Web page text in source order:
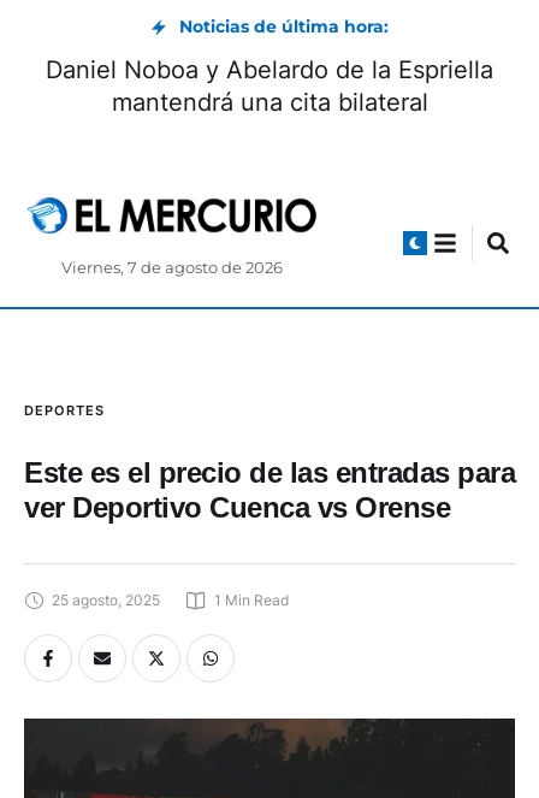
Noticias de última hora:
Daniel Noboa y Abelardo de la Espriella
mantendrá una cita bilateral
Viernes, 7 de agosto de 2026
DEPORTES
Este es el precio de las entradas para
ver Deportivo Cuenca vs Orense
25 agosto, 2025 1 Min Read